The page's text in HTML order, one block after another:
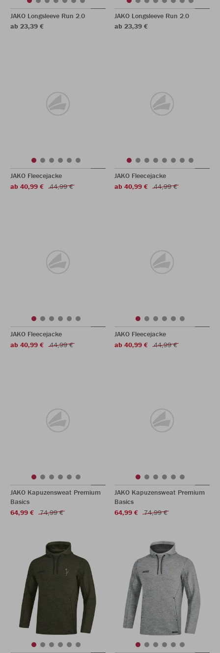
JAKO Longsleeve Run 2.0
ab 23,39 €
JAKO Longsleeve Run 2.0
ab 23,39 €
JAKO Fleecejacke
ab 40,99 €
44,99 €
JAKO Fleecejacke
ab 40,99 €
44,99 €
JAKO Fleecejacke
ab 40,99 €
44,99 €
JAKO Fleecejacke
ab 40,99 €
44,99 €
JAKO Kapuzensweat Premium
Basics
64,99 €
74,99 €
JAKO Kapuzensweat Premium
Basics
64,99 €
74,99 €